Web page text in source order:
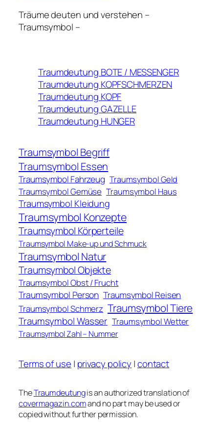
Träume deuten und verstehen –
Traumsymbol –
Traumdeutung BOTE / MESSENGER
Traumdeutung KOPFSCHMERZEN
Traumdeutung KOPF
Traumdeutung GAZELLE
Traumdeutung HUNGER
Traumsymbol Begriff
Traumsymbol Essen
Traumsymbol Fahrzeug Traumsymbol Geld
Traumsymbol Gemüse Traumsymbol Haus
Traumsymbol Kleidung
Traumsymbol Konzepte
Traumsymbol Körperteile
Traumsymbol Make-up und Schmuck
Traumsymbol Natur
Traumsymbol Objekte
Traumsymbol Obst / Frucht
Traumsymbol Person Traumsymbol Reisen
Traumsymbol Schmerz Traumsymbol Tiere
Traumsymbol Wasser Traumsymbol Wetter
Traumsymbol Zahl – Nummer
Terms of use | privacy policy |contact
TheTraumdeutungis an authorized translation of
covermagazin.comand no part may be used or
copied without further permission.